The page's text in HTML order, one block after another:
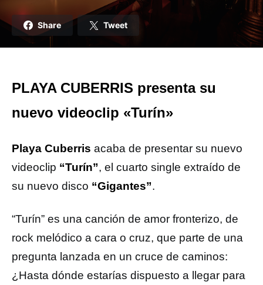
Share Tweet
PLAYA CUBERRIS presenta su
nuevo videoclip «Turín»
Playa Cuberris acaba de presentar su nuevo
videoclip “Turín”, el cuarto single extraído de
su nuevo disco “Gigantes”.
“Turín” es una canción de amor fronterizo, de
rock melódico a cara o cruz, que parte de una
pregunta lanzada en un cruce de caminos:
¿Hasta dónde estarías dispuesto a llegar para